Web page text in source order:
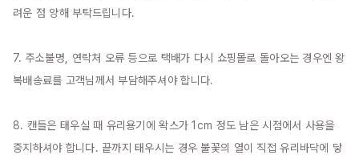
려운 점 양해 부탁드립니다.
7. 주소불명, 연락처 오류 등으로 택배가 다시 쇼핑몰로 돌아오는 경우엔 왕
복배송료를 고객님께서 부담해주셔야 합니다.
8. 캔들은 태우실 때 유리용기에 왁스가 1cm 정도 남은 시점에서 사용을
중지하셔야 합니다. 끝까지 태우시는 경우 불꽃의 열이 직접 유리바닥에 닿